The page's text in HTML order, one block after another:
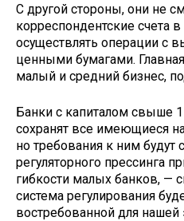
С другой стороны, они не
корреспондентские счета
осуществлять операции с
ценными бумагами.
малый и средний бизнес,
Банки с капиталом свыше
сохранят все имеющиеся
но требования к ним будут
регуляторного прессинга
гибкости малых банков, —
система регулирования
востребованной для нашей